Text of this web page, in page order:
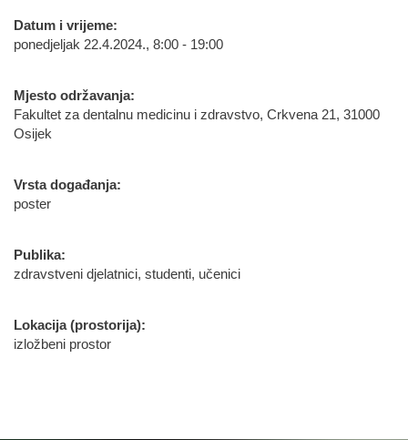
Datum i vrijeme:
ponedjeljak 22.4.2024., 8:00 - 19:00
Mjesto održavanja:
Fakultet za dentalnu medicinu i zdravstvo, Crkvena 21, 31000
Osijek
Vrsta događanja:
poster
Publika:
zdravstveni djelatnici, studenti, učenici
Lokacija (prostorija):
izložbeni prostor